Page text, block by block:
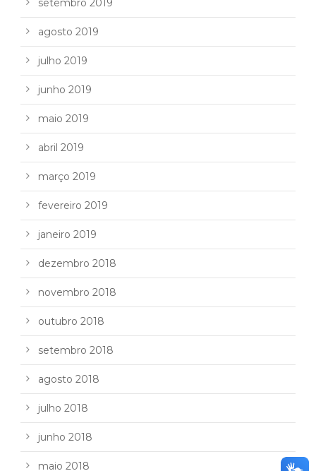
setembro 2019
agosto 2019
julho 2019
junho 2019
maio 2019
abril 2019
março 2019
fevereiro 2019
janeiro 2019
dezembro 2018
novembro 2018
outubro 2018
setembro 2018
agosto 2018
julho 2018
junho 2018
maio 2018